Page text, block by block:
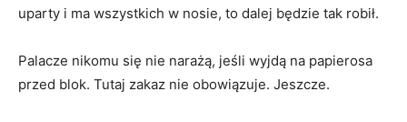
uparty i ma wszystkich w nosie, to dalej będzie tak robił.
Palacze nikomu się nie narażą, jeśli wyjdą na papierosa
przed blok. Tutaj zakaz nie obowiązuje. Jeszcze.